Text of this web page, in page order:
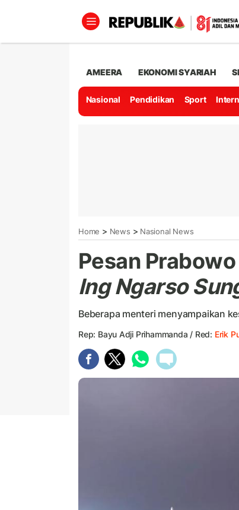
AMEERA EKONOMI SYARIAH
Nasional Pendidikan Sport
Home > News > Nasional News
Pesan
Ing Ngarso
Beberapa menteri menyampaikan
Rep: Bayu Adji Prihammanda / Red: Erik